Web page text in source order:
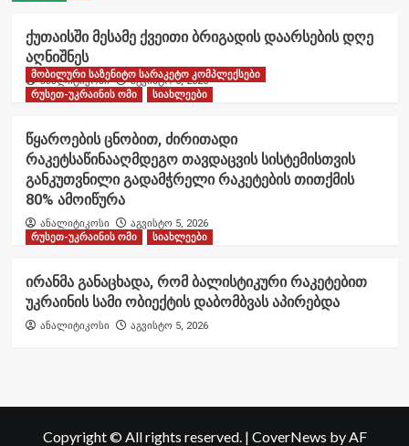
ქუთაისში მესამე ქვეითი ბრიგადის დაარსების დღე
აღნიშნეს
ანალიტიკოსი აგვისტო 6, 2026
მობილური საზენიტო სარაკეტო კომპლექსები
რუსეთ-უკრაინის ომი
სიახლეები
წყაროების ცნობით, ძირითადი
რაკეტსაწინააღმდეგო თავდაცვის სისტემისთვის
განკუთვნილი გადამჭრელი რაკეტების თითქმის
80% ამოიწურა
ანალიტიკოსი
აგვისტო 5, 2026
რუსეთ-უკრაინის ომი
სიახლეები
ირანმა განაცხადა, რომ ბალისტიკური რაკეტებით
უკრაინის სამი ობიექტის დაბომბვას აპირებდა
ანალიტიკოსი აგვისტო 5, 2026
Copyright © All rights reserved. | CoverNews by AF